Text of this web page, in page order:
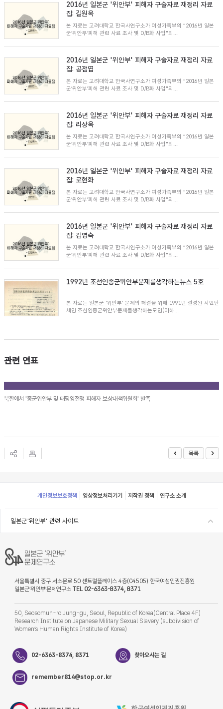
2016년 일본군 '위안부' 피해자 구술자료 재정리 자료
집: 길원옥
본 자료는 고려대학교 한국사연구소가 여성가족부의 “2016년 일본
군’위안부’피해 관련 사료 조사 및 D/B화 사업”의...
2016년 일본군 '위안부' 피해자 구술자료 재정리 자료
집: 공점엽
본 자료는 고려대학교 한국사연구소가 여성가족부의 “2016년 일본
군’위안부’피해 관련 사료 조사 및 D/B화 사업”의...
2016년 일본군 '위안부' 피해자 구술자료 재정리 자료
집: 리상옥
본 자료는 고려대학교 한국사연구소가 여성가족부의 “2016년 일본
군’위안부’피해 관련 사료 조사 및 D/B화 사업”의...
2016년 일본군 '위안부' 피해자 구술자료 재정리 자료
집: 로현화
본 자료는 고려대학교 한국사연구소가 여성가족부의 “2016년 일본
군’위안부’피해 관련 사료 조사 및 D/B화 사업”의...
2016년 일본군 '위안부' 피해자 구술자료 재정리 자료
집: 김영숙
본 자료는 고려대학교 한국사연구소가 여성가족부의 “2016년 일본
군’위안부’피해 관련 사료 조사 및 D/B화 사업”의...
1992년 조선인종군위안부문제를생각하는뉴스 5호
본 자료는 일본군 '위안부' 문제의 해결을 위해 1991년 결성된 시민단
체인 조선인종군위안부문제를생각하는모임(이하...
관련 연표
북한에서 '종군위안부 및 태평양전쟁 피해자 보상대책위원회' 발족
목록
Footer
개인정보보호정책 영상정보처리기기 저작권 정책 연구소 소개
일본군'위안부' 관련 사이트
서울특별시 중구 서소문로 50 센트럴플레이스 4층(04505) 한국여성인권진흥원
일본군‘위안부’문제연구소 TEL 02-6363-8374, 8371
50, Seosomun-ro Jung-gu, Seoul, Republic of Korea(Central Place 4F)
Research Institute on Japanese Military Sexual Slavery (subdivision of
Women’s Human Rights Institute of Korea)
02-6363-8374, 8371 찾아오시는 길
remember814@stop.or.kr